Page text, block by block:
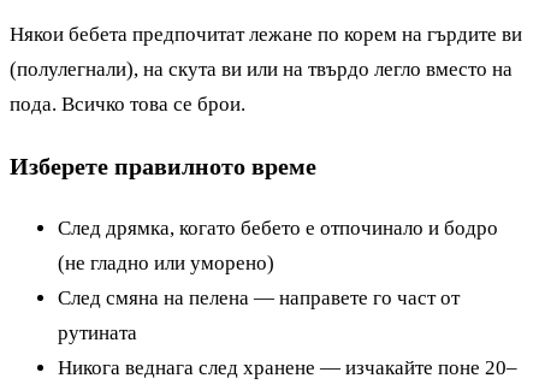
Някои бебета предпочитат лежане по корем на гърдите ви
(полулегнали), на скута ви или на твърдо легло вместо на
пода. Всичко това се брои.
Изберете правилното време
След дрямка, когато бебето е отпочинало и бодро
(не гладно или уморено)
След смяна на пелена — направете го част от
рутината
Никога веднага след хранене — изчакайте поне 20–